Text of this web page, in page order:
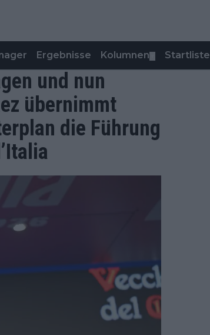
Ergebnisse Kolumnen Startliste
und nun
übernimmt
die Führung